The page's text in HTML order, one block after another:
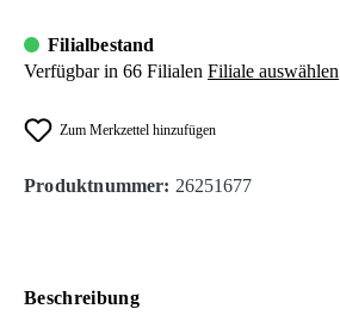
Filialbestand
Verfügbar in 66 Filialen Filiale auswählen
Zum Merkzettel hinzufügen
Produktnummer: 26251677
Beschreibung